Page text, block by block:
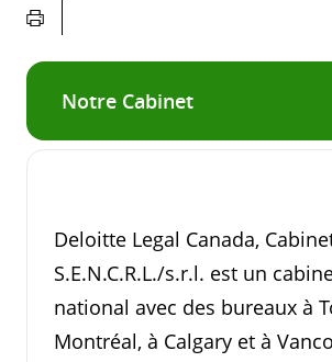
Notre Cabinet
Deloitte Legal Canada,
S.E.N.C.R.L./s.r.l. est un
national avec des bureaux à
Montréal, à Calgary et à